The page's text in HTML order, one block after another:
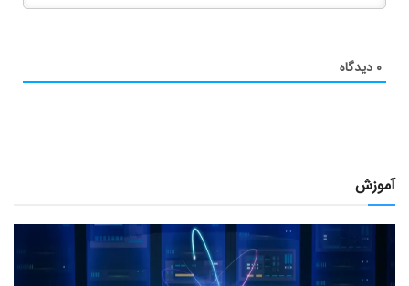
۰ دیدگاه
آموزش